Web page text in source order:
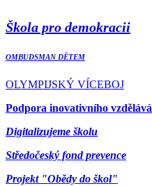
Škola pro demokracii
OMBUDSMAN DĚTEM
OLYMPIJSKÝ VÍCEBOJ
Podpora inovativního
Digitalizujeme školu
Středočeský fond prevence
Projekt "Obědy do škol"